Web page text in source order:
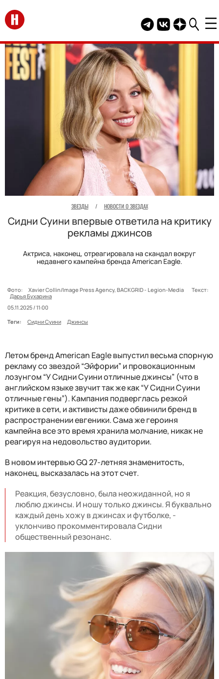
Перейти на главную
Telegram канал
Группа HELLO
Канал
ЗВЕЗДЫ / НОВОСТИ О ЗВЕЗДАХ
Сидни Суини впервые ответила на критику
рекламы джинсов
Актриса, наконец, отреагировала на скандал вокруг
недавнего кампейна бренда American Eagle.
Фото: Xavier Collin/Image Press Agency, BACKGRID - Legion-Media
Текст:
Дарья Бухарина
05.11.2025 / 11:00
Теги:
Сидни Суини Джинсы
Летом бренд American Eagle выпустил весьма спорную
рекламу со звездой “Эйфории” и провокационным
лозунгом “У Сидни Суини отличные джинсы” (что в
английском языке звучит так же как “У Сидни Суини
отличные гены”). Кампания подверглась резкой
критике в сети, и активисты даже обвинили бренд в
распространении евгеники. Сама же героиня
кампейна все это время хранила молчание, никак не
реагируя на недовольство аудитории.
В новом интервью GQ 27-летняя знаменитость,
наконец, высказалась на этот счет.
Реакция, безусловно, была неожиданной, но я
люблю джинсы. И ношу только джинсы. Я буквально
каждый день хожу в джинсах и футболке, -
уклончиво прокомментировала Сидни
общественный резонанс.